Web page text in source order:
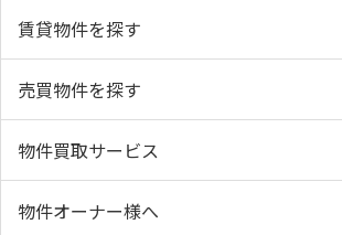
賃貸物件を探す
売買物件を探す
物件買取サービス
物件オーナー様へ